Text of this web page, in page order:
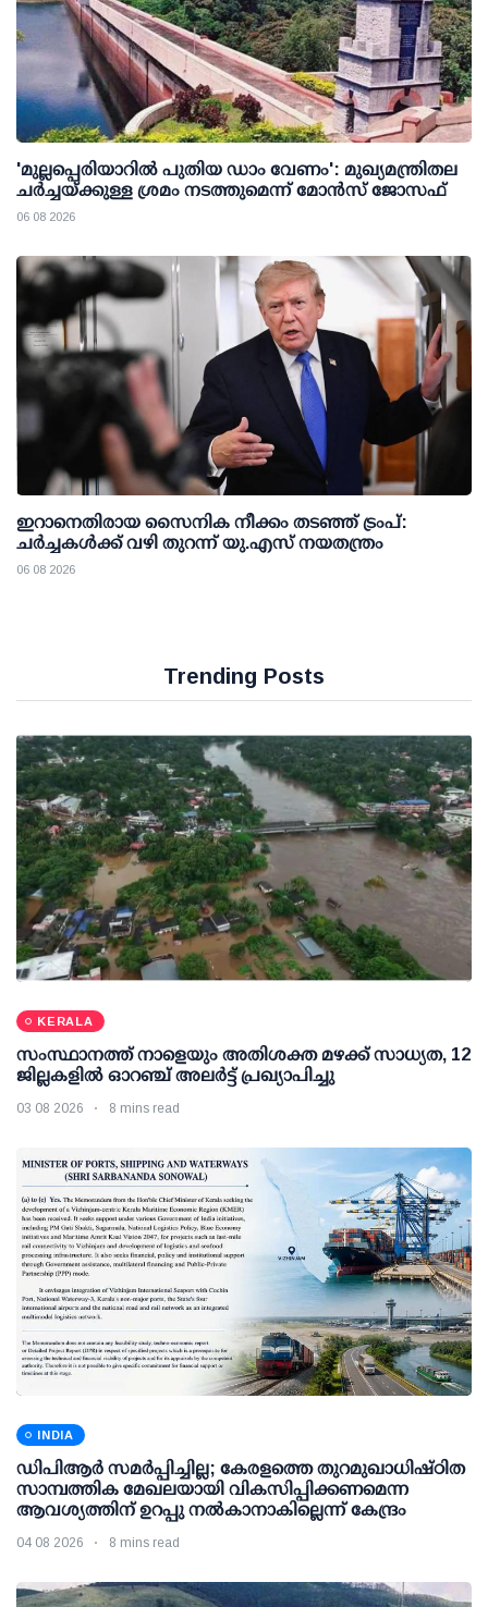
'മുല്ലപ്പെരിയാറില്‍ പുതിയ ഡാം വേണം': മുഖ്യമന്ത്രിതല
ചര്‍ച്ചയ്ക്കുള്ള ശ്രമം നടത്തുമെന്ന് മോന്‍സ് ജോസഫ്
06 08 2026
ഇറാനെതിരായ സൈനിക നീക്കം തടഞ്ഞ് ട്രംപ്:
ചര്‍ച്ചകള്‍ക്ക് വഴി തുറന്ന് യു.എസ് നയതന്ത്രം
06 08 2026
Trending Posts
KERALA
സംസ്ഥാനത്ത് നാളെയും അതിശക്ത മഴക്ക് സാധ്യത, 12
ജില്ലകളിൽ ഓറഞ്ച് അലർട്ട് പ്രഖ്യാപിച്ചു
03 08 2026 8 mins read
INDIA
ഡിപിആര്‍ സമര്‍പ്പിച്ചില്ല; കേരളത്തെ തുറമുഖാധിഷ്ഠിത
സാമ്പത്തിക മേഖലയായി വികസിപ്പിക്കണമെന്ന
ആവശ്യത്തിന് ഉറപ്പു നല്‍കാനാകില്ലെന്ന് കേന്ദ്രം
04 08 2026 8 mins read